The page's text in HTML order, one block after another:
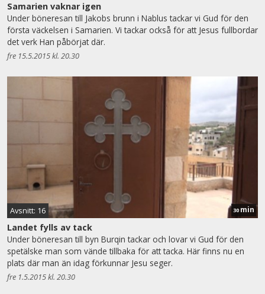
Samarien vaknar igen
Under böneresan till Jakobs brunn i Nablus tackar vi Gud för den
första väckelsen i Samarien. Vi tackar också för att Jesus fullbordar
det verk Han påbörjat där.
fre 15.5.2015 kl. 20.30
Avsnitt: 16 30 min
Landet fylls av tack
Under böneresan till byn Burqin tackar och lovar vi Gud för den
spetälske man som vände tillbaka för att tacka. Här finns nu en
plats där man än idag förkunnar Jesu seger.
fre 1.5.2015 kl. 20.30